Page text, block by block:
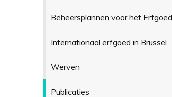
Beheersplannen voor het Erfgoed
Internationaal erfgoed in Brussel
Werven
Publicaties